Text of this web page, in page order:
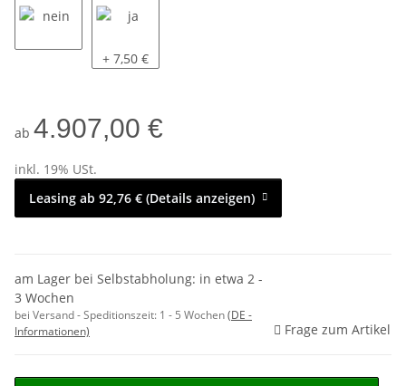
ja
+ 7,50 €
ab 4.907,00 €
inkl. 19% USt.
Leasing ab 92,76 € (Details anzeigen)
am Lager bei Selbstabholung: in etwa 2 -
3 Wochen
bei Versand - Speditionszeit: 1 - 5 Wochen(DE -
Informationen)
Frage zum Artikel